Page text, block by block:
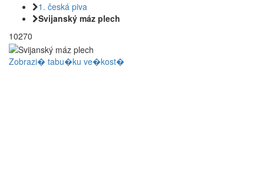
1. česká piva
Svijanský máz plech
10270
Zobrazi� tabu�ku ve�kost�